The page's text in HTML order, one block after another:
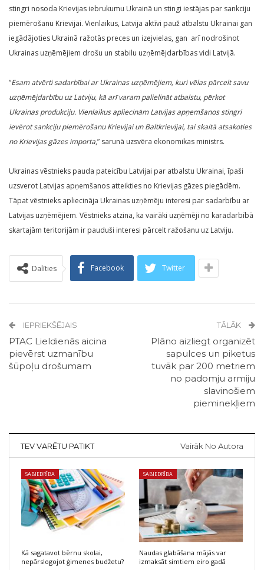
stingri nosoda Krievijas iebrukumu Ukrainā un stingi iestājas par sankciju
piemērošanu Krievijai. Vienlaikus, Latvija aktīvi pauž atbalstu Ukrainai gan
iegādājoties Ukrainā ražotās preces un izejvielas, gan arī nodrošinot
Ukrainas uzņēmējiem drošu un stabilu uzņēmējdarbības vidi Latvijā.
“Esam atvērti sadarbībai ar Ukrainas uzņēmējiem, kuri vēlas pārcelt savu
uzņēmējdarbību uz Latviju, kā arī varam palielināt atbalstu, pērkot
Ukrainas produkciju. Vienlaikus apliecinām Latvijas apņemšanos stingri
ievērot sankciju piemērošanu Krievijai un Baltkrievijai, tai skaitā atsakoties
no Krievijas gāzes importa,” sarunā uzsvēra ekonomikas ministrs.
Ukrainas vēstnieks pauda pateicību Latvijai par atbalstu Ukrainai, īpaši
uzsverot Latvijas apņemšanos atteikties no Krievijas gāzes piegādēm.
Tāpat vēstnieks apliecināja Ukrainas uzņēmēju interesi par sadarbību ar
Latvijas uzņēmējiem. Vēstnieks atzina, ka vairāki uzņēmēji no karadarbībā
skartajām teritorijām ir pauduši interesi pārcelt ražošanu uz Latviju.
Dalīties Facebook Twitter
IEPRIEKŠĒJAIS
PTAC Lieldienās aicina
pievērst uzmanību
šūpoļu drošumam
TĀLĀK
Plāno aizliegt organizēt
sapulces un piketus
tuvāk par 200 metriem
no padomju armiju
slavinošiem
pieminekļiem
TEV VARĒTU PATIKT Vairāk No Autora
SABIEDRĪBA
Kā sagatavot bērnu skolai,
nepārslogojot ģimenes budžetu?
SABIEDRĪBA
Naudas glabāšana mājās var
izmaksāt simtiem eiro gadā